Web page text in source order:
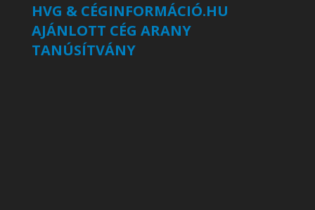
HVG & CÉGINFORMÁCIÓ.HU
AJÁNLOTT CÉG ARANY
TANÚSÍTVÁNY